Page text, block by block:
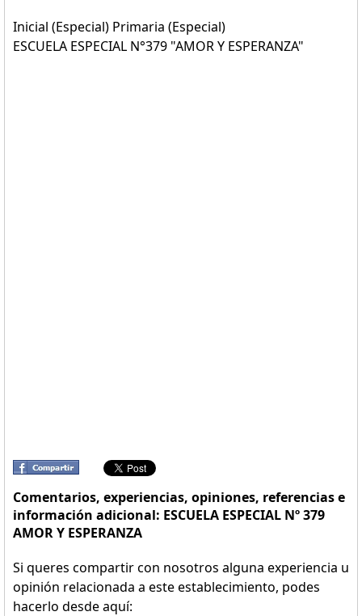
Inicial (Especial) Primaria (Especial)
ESCUELA ESPECIAL N°379 "AMOR Y ESPERANZA"
Comentarios, experiencias, opiniones, referencias e
información adicional: ESCUELA ESPECIAL Nº 379
AMOR Y ESPERANZA
Si queres compartir con nosotros alguna experiencia u
opinión relacionada a este establecimiento, podes
hacerlo desde aquí: